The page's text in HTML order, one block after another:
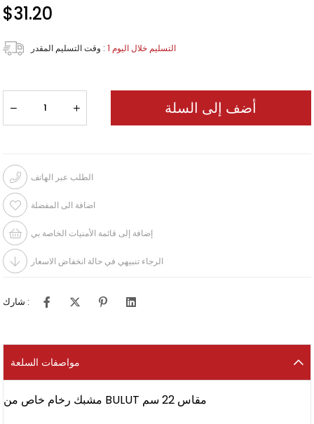
$31.20
وقت التسليم المقدر : 1 التسليم خلال اليوم
الطلب عبر الهاتف
اضافة الى المفضلة
إضافة إلى قائمة الأمنيات الخاصة بي
الرجاء تنبيهي في حالة انخفاض الاسعار
شارك :
مواصفات السلعة
مشبك رخام خاص من BULUT مقاس 22 سم